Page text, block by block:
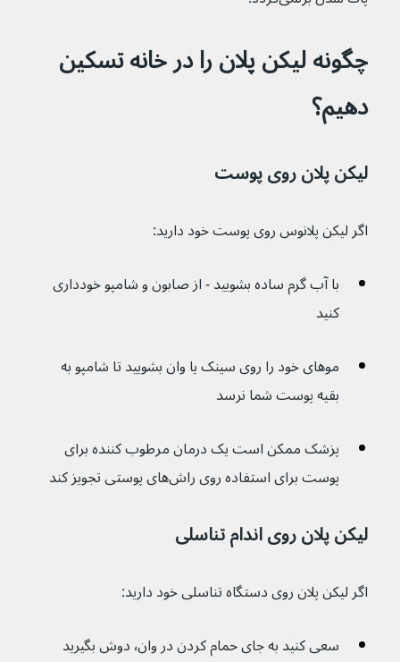
چگونه لیکن پلان را در خانه تسکین
دهیم؟
لیکن پلان روی پوست
اگر لیکن پلانوس روی پوست خود دارید:
با آب گرم ساده بشویید - از صابون و شامپو خودداری
کنید
موهای خود را روی سینک یا وان بشویید تا شامپو به
بقیه پوست شما نرسد
پزشک ممکن است یک درمان مرطوب کننده برای
پوست برای استفاده روی راش‌های پوستی تجویز کند
لیکن پلان روی اندام تناسلی
اگر لیکن پلان روی دستگاه تناسلی خود دارید:
سعی کنید به جای حمام کردن در وان٬ دوش بگیرید